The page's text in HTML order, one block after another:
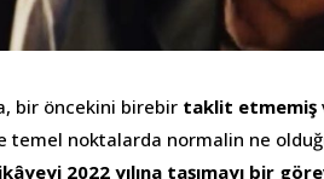
bir öncekini birebir taklit etmemiş
temel noktalarda normalin ne
2022 yılına taşımayı bir